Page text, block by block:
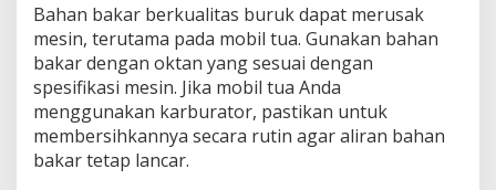
Bahan bakar berkualitas buruk dapat merusak
mesin, terutama pada mobil tua. Gunakan bahan
bakar dengan oktan yang sesuai dengan
spesifikasi mesin. Jika mobil tua Anda
menggunakan karburator, pastikan untuk
membersihkannya secara rutin agar aliran bahan
bakar tetap lancar.